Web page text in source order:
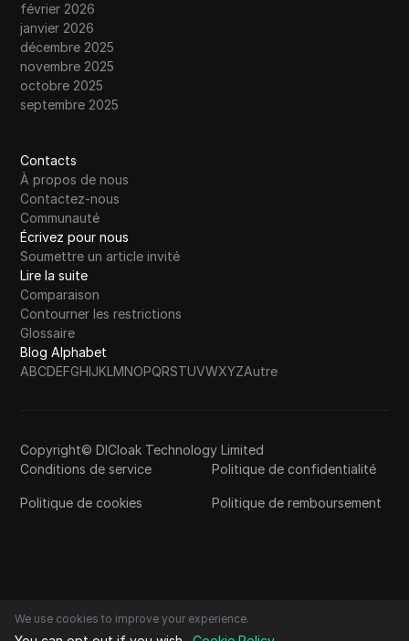
février 2026
janvier 2026
décembre 2025
novembre 2025
octobre 2025
septembre 2025
Contacts
À propos de nous
Contactez-nous
Communauté
Écrivez pour nous
Soumettre un article invité
Lire la suite
Comparaison
Contourner les restrictions
Glossaire
Blog Alphabet
ABCDEFGHIJKLMNOPQRSTUVWXYZAutre
Copyright© DICloak Technology Limited
Conditions de service
Politique de confidentialité
Politique de cookies Politique de remboursement
We use cookies to improve your experience.